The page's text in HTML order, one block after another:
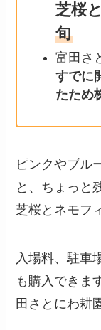
芝桜
旬
富田さ
すでに
たため
ピンクやブル
と、ちょっと
芝桜とネモフ
入場料、駐車
も購入できま
田さとにわ耕